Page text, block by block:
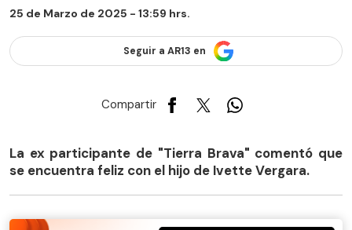
25 de Marzo de 2025 - 13:59 hrs.
Seguir a AR13 en
Compartir
La ex participante de "Tierra Brava" comentó que
se encuentra feliz con el hijo de Ivette Vergara.